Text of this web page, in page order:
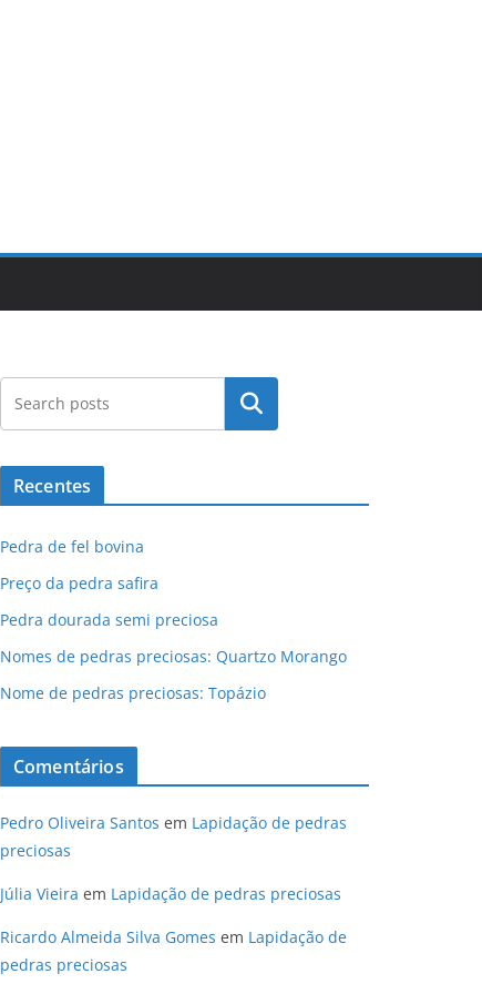
Pesquisar
Recentes
Pedra de fel bovina
Preço da pedra safira
Pedra dourada semi preciosa
Nomes de pedras preciosas: Quartzo Morango
Nome de pedras preciosas: Topázio
Comentários
Pedro Oliveira Santos em Lapidação de pedras
preciosas
Júlia Vieira em Lapidação de pedras preciosas
Ricardo Almeida Silva Gomes em Lapidação de
pedras preciosas